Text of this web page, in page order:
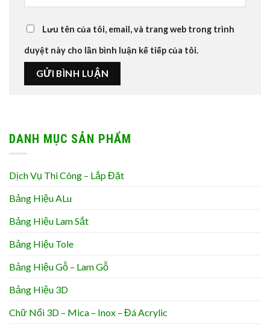
Lưu tên của tôi, email, và trang web trong trình
duyệt này cho lần bình luận kế tiếp của tôi.
DANH MỤC SẢN PHẨM
Dịch Vụ Thi Công – Lắp Đặt
Bảng Hiệu ALu
Bảng Hiệu Lam Sắt
Bảng Hiệu Tole
Bảng Hiệu Gỗ – Lam Gỗ
Bảng Hiệu 3D
Chữ Nổi 3D – Mica – Inox – Đá Acrylic